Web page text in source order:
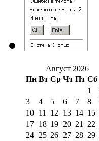
Август 2026
Пн Вт Ср Чт Пт Сб
1
3
4 5 6 7 8
10 11 12 13 14 15
17 18 19 20 21 22
24 25 26 27 28 29